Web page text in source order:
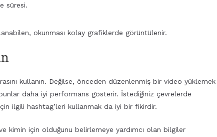
süresi.
okunması kolay grafiklerde görüntülenir.
kullanın. Değilse, önceden düzenlenmiş bir video yüklemek
daha iyi performans gösterir. İstediğiniz çevrelerde
ilgili hashtag’leri kullanmak da iyi bir fikirdir.
kimin için olduğunu belirlemeye yardımcı olan bilgiler